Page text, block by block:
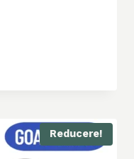
Reducere!